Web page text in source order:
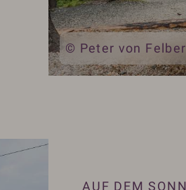
© Peter von
AUF DEM